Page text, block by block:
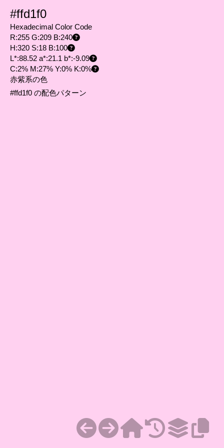
#ffd1f0
Hexadecimal Color Code
R:255 G:209 B:240
H:320 S:18 B:100
L*:88.52 a*:21.1 b*:-9.09
C:2% M:27% Y:0% K:0%
赤紫系の色
#ffd1f0 の配色パターン